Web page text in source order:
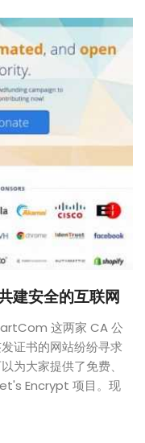
安全的互联网
这两家 CA 公
证书的网站纷纷寻求
为大家提供了免费、
Encrypt 项目。现